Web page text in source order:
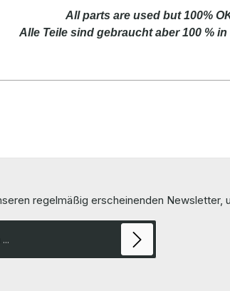
All parts are used but 100%
Alle Teile sind gebraucht aber 100 %
regelmäßig erscheinenden